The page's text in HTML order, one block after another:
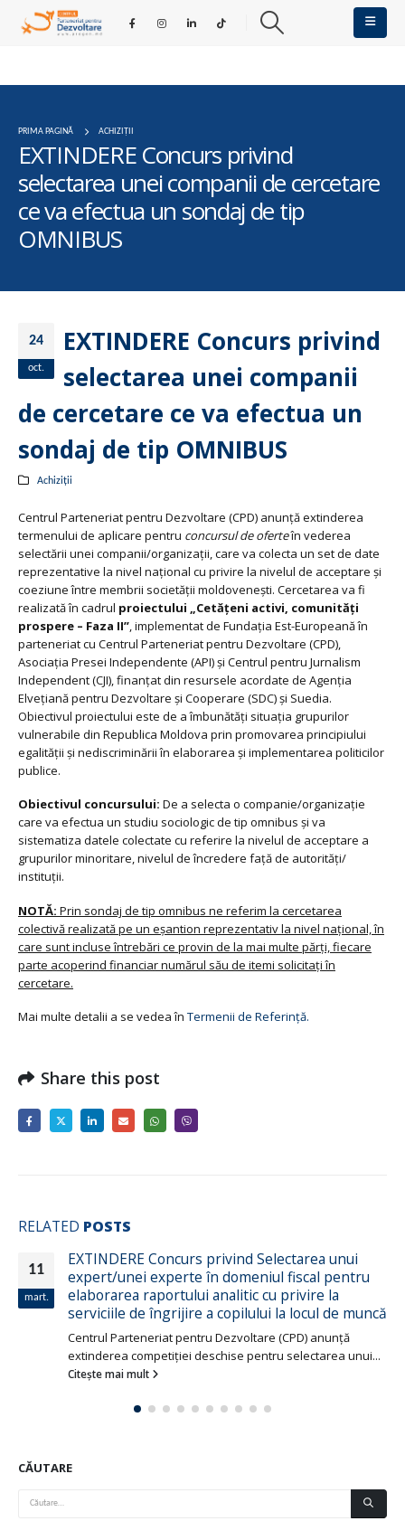
PRIMA PAGINĂ ACHIZIȚII
EXTINDERE Concurs privind
selectarea unei companii de cercetare
ce va efectua un sondaj de tip
OMNIBUS
24
oct.
EXTINDERE Concurs privind
selectarea unei companii
de cercetare ce va efectua un
sondaj de tip OMNIBUS
Achiziții
Centrul Parteneriat pentru Dezvoltare (CPD) anunță extinderea
termenului de aplicare pentru concursul de oferteîn vederea
selectării unei companii/organizații, care va colecta un set de date
reprezentative la nivel național cu privire la nivelul de acceptare și
coeziune între membrii societății moldovenești. Cercetarea va fi
realizată în cadrul proiectului „Cetățeni activi, comunități
prospere – Faza II”, implementat de Fundația Est-Europeană în
parteneriat cu Centrul Parteneriat pentru Dezvoltare (CPD),
Asociația Presei Independente (API) și Centrul pentru Jurnalism
Independent (CJI), finanțat din resursele acordate de Agenția
Elvețiană pentru Dezvoltare și Cooperare (SDC) și Suedia.
Obiectivul proiectului este de a îmbunătăți situația grupurilor
vulnerabile din Republica Moldova prin promovarea principiului
egalității și nediscriminării în elaborarea și implementarea politicilor
publice.
Obiectivul concursului: De a selecta o companie/organizație
care va efectua un studiu sociologic de tip omnibus și va
sistematiza datele colectate cu referire la nivelul de acceptare a
grupurilor minoritare, nivelul de încredere față de autorități/
instituții.
NOTĂ: Prin sondaj de tip omnibus ne referim la cercetarea
colectivă realizată pe un eșantion reprezentativ la nivel național, în
care sunt incluse întrebări ce provin de la mai multe părți, fiecare
parte acoperind financiar numărul său de itemi solicitați în
cercetare.
Mai multe detalii a se vedea în Termenii de Referință.
Share this post
RELATED POSTS
11
mart.
EXTINDERE Concurs privind Selectarea unui
expert/unei experte în domeniul fiscal pentru
elaborarea raportului analitic cu privire la
serviciile de îngrijire a copilului la locul de muncă
Centrul Parteneriat pentru Dezvoltare (CPD) anunță
extinderea competiției deschise pentru selectarea unui...
Citește mai mult
CĂUTARE